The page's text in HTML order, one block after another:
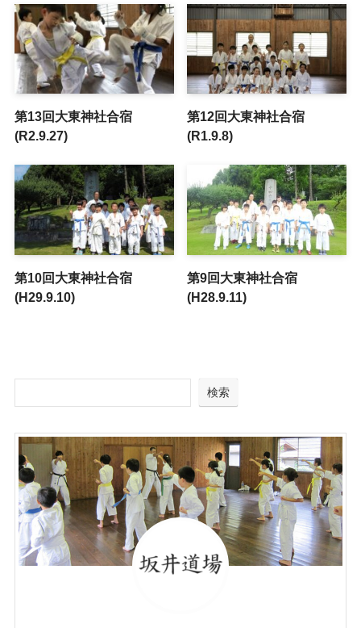
第13回大東神社合宿
(R2.9.27)
第12回大東神社合宿
(R1.9.8)
第10回大東神社合宿
(H29.9.10)
第9回大東神社合宿
(H28.9.11)
検索